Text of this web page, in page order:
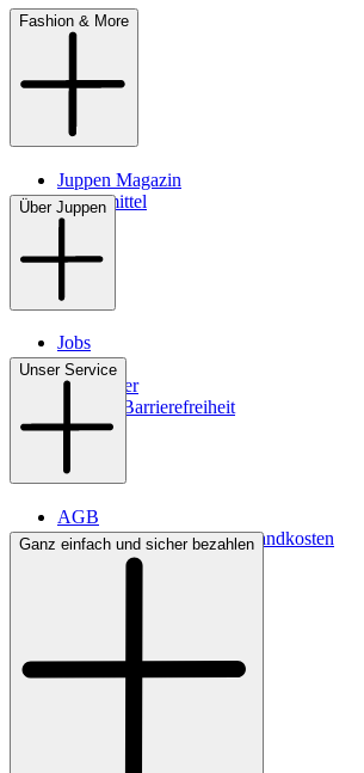
Fashion & More
Juppen Magazin
Pflegemittel
Über Juppen
Jobs
Filialen
Newsletter
Digitale Barrierefreiheit
Unser Service
AGB
Lieferbedingungen & Versandkosten
Bezahlung
Ganz einfach und sicher bezahlen